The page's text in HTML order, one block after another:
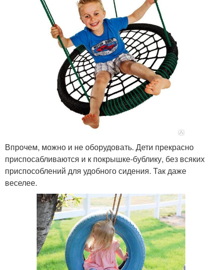
Впрочем, можно и не оборудовать. Дети прекрасно
приспосабливаются и к покрышке-бублику, без всяких
приспособлений для удобного сидения. Так даже
веселее.